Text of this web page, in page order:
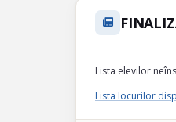
Lista elevilor
Lista locurilor